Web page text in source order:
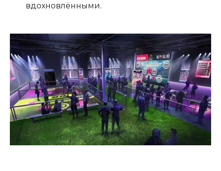
вдохновлёнными.